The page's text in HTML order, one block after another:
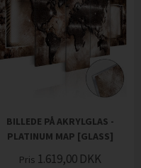
BILLEDE PÅ AKRYLGLAS -
PLATINUM MAP [GLASS]
Pris 1.619,00 DKK